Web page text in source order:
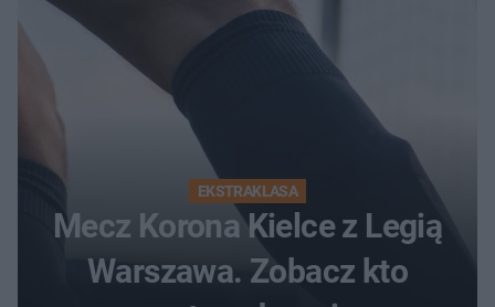
EKSTRAKLASA
Mecz Korona Kielce z Legią
Warszawa. Zobacz kto